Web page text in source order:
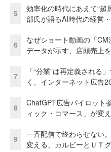
5
効率化の時代にあえて“
部氏が語るAI時代の経営
6
なぜショート動画の「
データが示す、店頭売上
7
「“分業”は再定義される
く、インターネット広告
8
ChatGPT広告パイロッ
ィック・コマース」が変
9
一斉配信で終わらせない
変える、カルビーとＵＴ